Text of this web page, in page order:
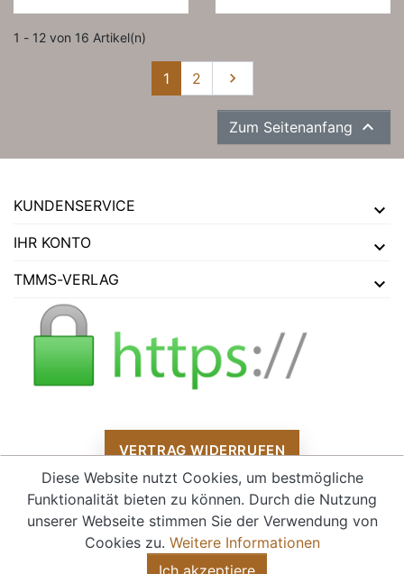
1 - 12 von 16 Artikel(n)
1 2 Weiter

Zum Seitenanfang 
KUNDENSERVICE
IHR KONTO
TMMS-VERLAG
VERTRAG WIDERRUFEN
Alle Preise verstehen sich inklusive Mehrwertsteuer und zzgl.
Versandkosten
Diese Website nutzt Cookies, um bestmögliche
Funktionalität bieten zu können. Durch die Nutzung
unserer Webseite stimmen Sie der Verwendung von
Cookies zu. Weitere Informationen
Ich akzeptiere